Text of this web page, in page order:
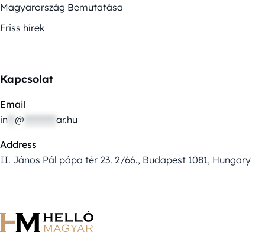
Magyarország Bemutatása
Friss hírek
Kapcsolat
Email
in @ ar.hu
Address
II. János Pál pápa tér 23. 2/66., Budapest 1081, Hungary